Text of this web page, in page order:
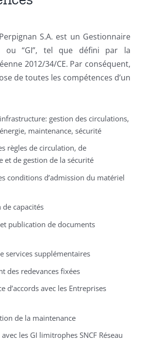
S.A. est un Gestionnaire
ou “GI”, tel que défini par la
2012/34/CE. Par conséquent,
de toutes les compétences d’un
gestion des circulations,
maintenance, sécurité
règles de circulation, de
et de gestion de la sécurité
conditions d’admission du matériel
capacités
publication de documents
services supplémentaires
des redevances fixées
d’accords avec les Entreprises
de la maintenance
les GI limitrophes SNCF Réseau